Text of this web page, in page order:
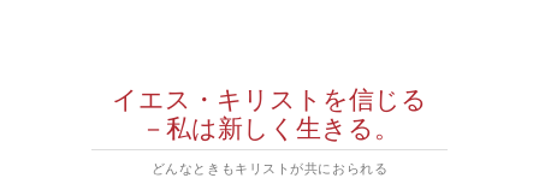
イエス・キリストを信じる
－私は新しく生きる。
どんなときもキリストが共におられる